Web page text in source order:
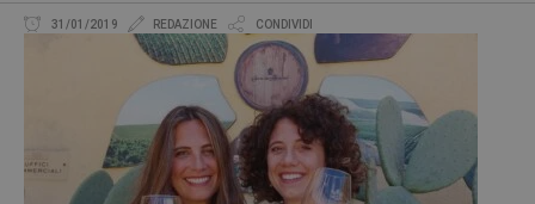
31/01/2019 REDAZIONE CONDIVIDI